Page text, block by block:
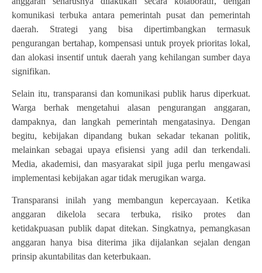
komunikasi terbuka antara pemerintah pusat dan pemerintah
daerah. Strategi yang bisa dipertimbangkan termasuk
pengurangan bertahap, kompensasi untuk proyek prioritas lokal,
dan alokasi insentif untuk daerah yang kehilangan sumber daya
signifikan.
Selain itu, transparansi dan komunikasi publik harus diperkuat.
Warga berhak mengetahui alasan pengurangan anggaran,
dampaknya, dan langkah pemerintah mengatasinya. Dengan
begitu, kebijakan dipandang bukan sekadar tekanan politik,
melainkan sebagai upaya efisiensi yang adil dan terkendali.
Media, akademisi, dan masyarakat sipil juga perlu mengawasi
implementasi kebijakan agar tidak merugikan warga.
Transparansi inilah yang membangun kepercayaan. Ketika
anggaran dikelola secara terbuka, risiko protes dan
ketidakpuasan publik dapat ditekan. Singkatnya, pemangkasan
anggaran hanya bisa diterima jika dijalankan sejalan dengan
prinsip akuntabilitas dan keterbukaan.